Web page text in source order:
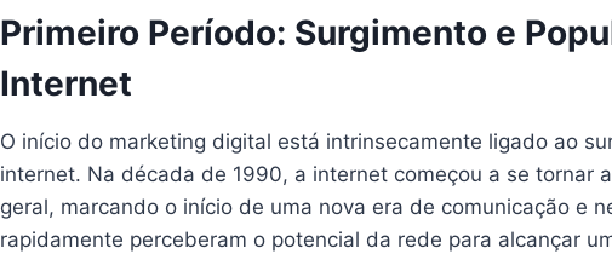
Primeiro Período: Surgimento e
Internet
O início do marketing digital está intrinsecamente ligado ao
internet. Na década de 1990, a internet começou a se tornar
geral, marcando o início de uma nova era de comunicação e
rapidamente perceberam o potencial da rede para alcançar